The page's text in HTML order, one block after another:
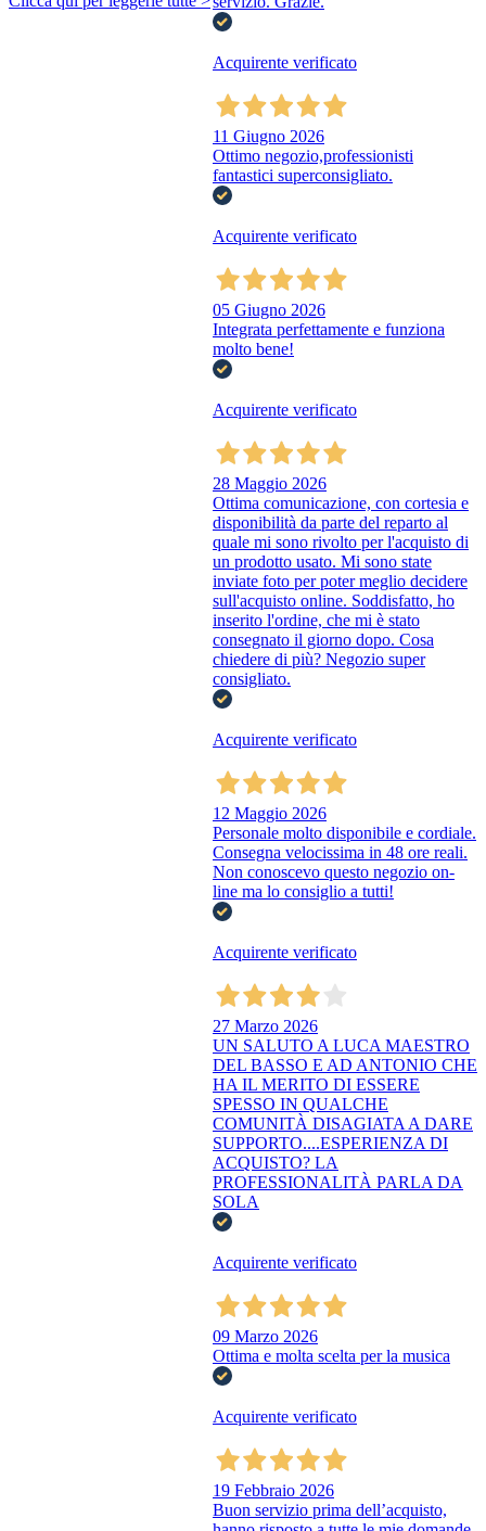
Acquirente verificato
11 Giugno 2026
Ottimo negozio,professionisti
fantastici superconsigliato.
Acquirente verificato
05 Giugno 2026
Integrata perfettamente e funziona
molto bene!
Acquirente verificato
28 Maggio 2026
Ottima comunicazione, con cortesia e
disponibilità da parte del reparto al
quale mi sono rivolto per l'acquisto di
un prodotto usato. Mi sono state
inviate foto per poter meglio decidere
sull'acquisto online. Soddisfatto, ho
inserito l'ordine, che mi è stato
consegnato il giorno dopo. Cosa
chiedere di più? Negozio super
consigliato.
Acquirente verificato
12 Maggio 2026
Personale molto disponibile e cordiale.
Consegna velocissima in 48 ore reali.
Non conoscevo questo negozio on-
line ma lo consiglio a tutti!
Acquirente verificato
27 Marzo 2026
UN SALUTO A LUCA MAESTRO
DEL BASSO E AD ANTONIO CHE
HA IL MERITO DI ESSERE
SPESSO IN QUALCHE
COMUNITÀ DISAGIATA A DARE
SUPPORTO....ESPERIENZA DI
ACQUISTO? LA
PROFESSIONALITÀ PARLA DA
SOLA
Acquirente verificato
09 Marzo 2026
Ottima e molta scelta per la musica
Acquirente verificato
19 Febbraio 2026
Buon servizio prima dell’acquisto,